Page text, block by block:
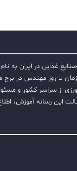
غذایی در ایران به
اسفند ماه ۱۳۹۷ همزمان با روز
از سراسر کشور و
این رسانه آموزش،